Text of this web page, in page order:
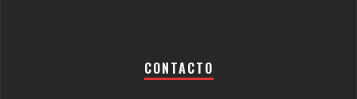
CONTACTO